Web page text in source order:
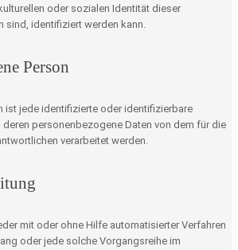
oder sozialen Identität dieser
sind, identifiziert werden kann.
Person
ist jede identifizierte oder identifizierbare
deren personenbezogene Daten von dem für die
verarbeitet werden.
mit oder ohne Hilfe automatisierter Verfahren
oder jede solche Vorgangsreihe im